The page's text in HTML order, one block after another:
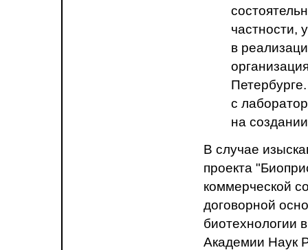
частности,
в
с
на
В случае
проекта
коммерческой
договорной
биотехнологии
Академии Наук